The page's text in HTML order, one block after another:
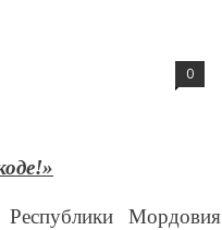
0
Республики Мордовия